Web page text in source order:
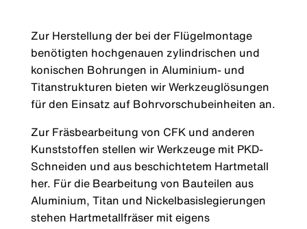
Zur Herstellung der bei der Flügelmontage
benötigten hochgenauen zylindrischen und
konischen Bohrungen in Aluminium- und
Titanstrukturen bieten wir Werkzeuglösungen
für den Einsatz auf Bohrvorschubeinheiten an.
Zur Fräsbearbeitung von CFK und anderen
Kunststoffen stellen wir Werkzeuge mit PKD-
Schneiden und aus beschichtetem Hartmetall
her. Für die Bearbeitung von Bauteilen aus
Aluminium, Titan und Nickelbasislegierungen
stehen Hartmetallfräser mit eigens